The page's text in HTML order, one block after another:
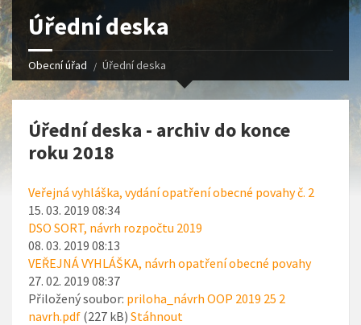
Úřední deska
Obecní úřad Úřední deska
Úřední deska - archiv do konce
roku 2018
Veřejná vyhláška, vydání opatření obecné povahy č. 2
15. 03. 2019 08:34
DSO SORT, návrh rozpočtu 2019
08. 03. 2019 08:13
VEŘEJNÁ VYHLÁŠKA, návrh opatření obecné povahy
27. 02. 2019 08:37
Přiložený soubor: priloha_návrh OOP 2019 25 2
navrh.pdf (227 kB) Stáhnout